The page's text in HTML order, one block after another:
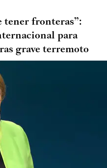
tener fronteras”:
para
grave terremoto